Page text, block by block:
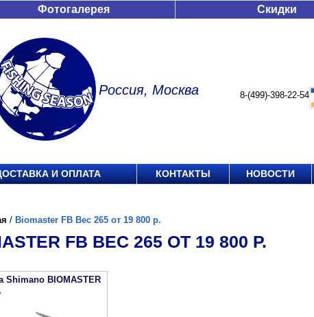
Фотогалерея Скидки
Россия, Москва 8-(499)-398-22-54
И ОПЛАТА КОНТАКТЫ НОВОСТИ
/ Biomaster FB Вес 265 от 19 800 р.
FB ВЕС 265 ОТ 19 800 Р.
Shimano BIOMASTER